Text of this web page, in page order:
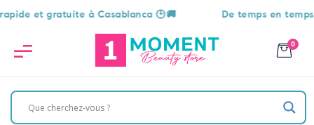
gratuite à Casablanca 🕒🚚 De temps en temps,
0